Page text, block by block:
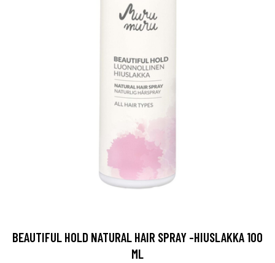
BEAUTIFUL HOLD NATURAL HAIR SPRAY -HIUSLAKKA 100
ML